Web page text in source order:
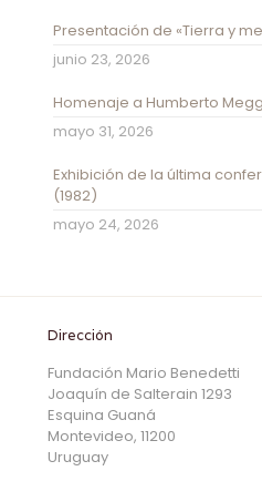
Presentación de «Tierra y
junio 23, 2026
Homenaje a Humberto
mayo 31, 2026
Exhibición de la última
(1982)
mayo 24, 2026
Dirección
Fundación Mario Benedetti
Joaquín de Salterain 1293
Esquina Guaná
Montevideo, 11200
Uruguay